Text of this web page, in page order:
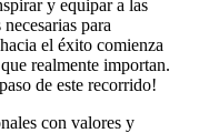
y equipar a las
para
el éxito comienza
realmente importan.
de este recorrido!
con valores y